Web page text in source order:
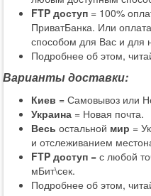
FTP доступ = 100%
ПриватБанка. Или
способом для Вас и для
Подробнее об этом,
Варианты доставки:
Киев = Самовывоз или
Украина = Новая почта.
Весь остальной мир =
и отслеживанием
FTP доступ = с любой
мБит\сек.
Подробнее об этом,